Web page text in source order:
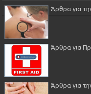
Άρθρα για
Άρθρα για
Άρθρα για